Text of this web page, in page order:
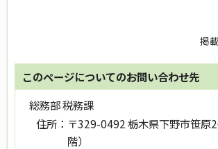
掲
このページについてのお問い合わせ先
総務部 税務課
住所： 〒329-0492 栃木県下野市笹原
階）